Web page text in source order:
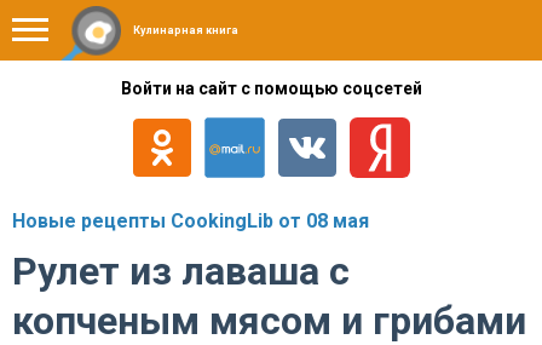
Кулинарная книга
Войти на сайт с помощью соцсетей
Новые рецепты CookingLib от 08 мая
Рулет из лаваша с
копченым мясом и грибами